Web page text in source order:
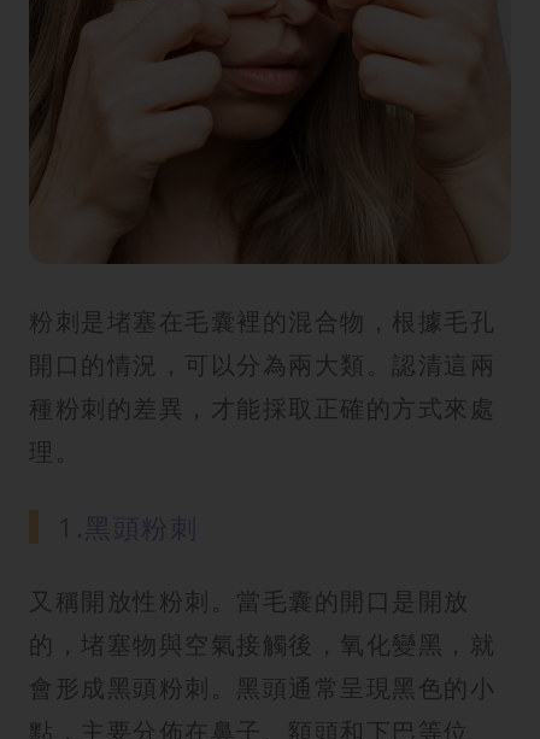
粉刺是堵塞在毛囊裡的混合物，根據毛孔
開口的情況，可以分為兩大類。認清這兩
種粉刺的差異，才能採取正確的方式來處
理。
又稱開放性粉刺。當毛囊的開口是開放
的，堵塞物與空氣接觸後，氧化變黑，就
會形成黑頭粉刺。黑頭通常呈現黑色的小
點，主要分佈在鼻子、額頭和下巴等位